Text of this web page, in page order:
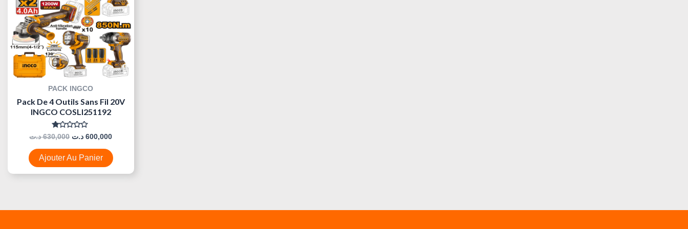
PACK INGCO
Pack De 4 Outils Sans Fil 20V
INGCO COSLI251192
Note
0
Sur
5
630,000 د.ت 600,000 د.ت
Ajouter Au Panier